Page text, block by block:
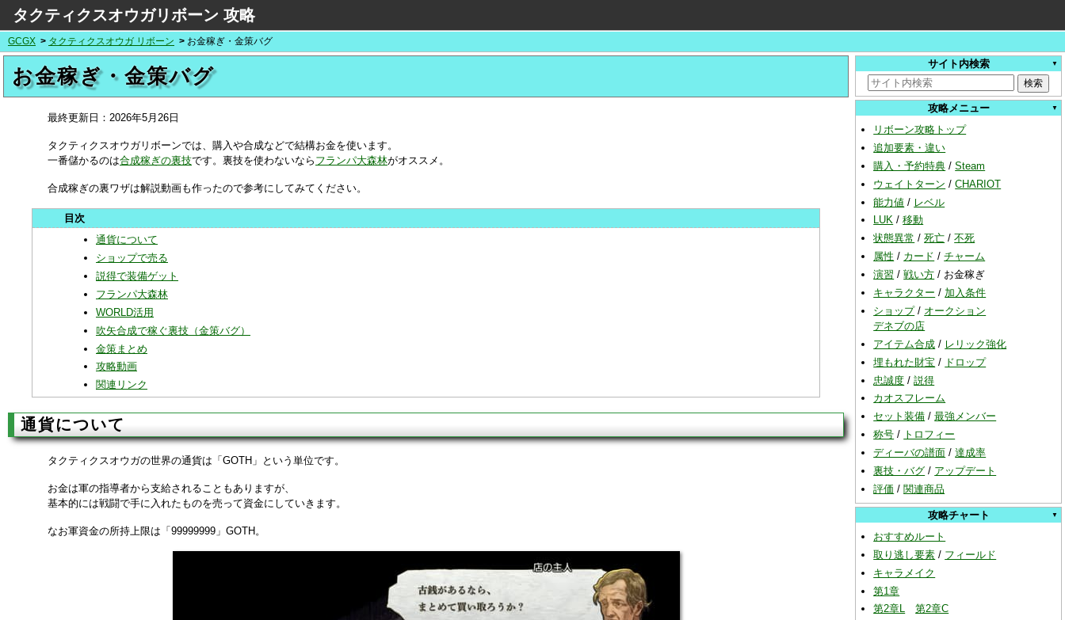
タクティクスオウガリボーン 攻略
GCGX タクティクスオウガ リボーン お金稼ぎ・金策バグ
お金稼ぎ・金策バグ
最終更新日： 2026年5月26日
タクティクスオウガリボーンでは、購入や合成などで結構お金を使います。
一番儲かるのは合成稼ぎの裏技です。裏技を使わないなら フランパ大森林がオススメ。
合成稼ぎの裏ワザは解説動画も作ったので参考にしてみてください。
通貨について
ショップで売る
説得で装備ゲット
フランパ大森林
WORLD活用
吹矢合成で稼ぐ裏技（金策バグ）
金策まとめ
攻略動画
関連リンク
通貨について
タクティクスオウガの世界の通貨は「GOTH」という単位です。
お金は軍の指導者から支給されることもありますが、
基本的には戦闘で手に入れたものを売って資金にしていきます。
なお軍資金の所持上限は「99999999」GOTH。
サイト内検索
攻略メニュー
リボーン攻略トップ
追加要素・違い
購入・予約特典 /Steam
ウェイトターン /CHARIOT
能力値 / レベル
LUK /移動
状態異常 /死亡 /不死
属性 / カード /チャーム
演習 /戦い方 / お金稼ぎ
キャラクター / 加入条件
ショップ/ オークション
デネブの店
アイテム合成 / レリック強化
埋もれた財宝 / ドロップ
忠誠度 /説得
カオスフレーム
セット装備 /最強メンバー
称号 / トロフィー
ディーバの譜面 /達成率
裏技・バグ / アップデート
評価 / 関連商品
攻略チャート
おすすめルート
取り逃し要素 / フィールド
キャラメイク
第1章
第2章L
第2章C